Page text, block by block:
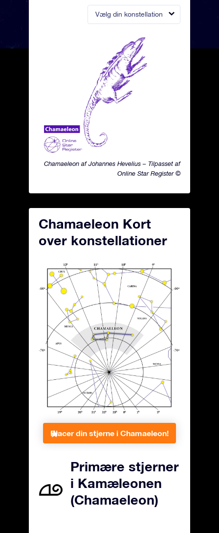
Vælg din konstellation
Chamaeleon af Johannes Hevelius – Tilpasset af
Online Star Register ©
Chamaeleon Kort
over konstellationer
Placer din stjerne i Chamaeleon!
Primære stjerner
i Kamæleonen
(Chamaeleon)